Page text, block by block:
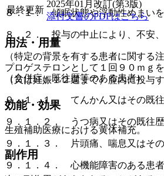
８．１． 傾眠状態や浮動性めまい
８．２． 投与の中止により、不安
（特定の背景を有する患者に関する注
（合併症・既往歴等のある患者）
９．１．１． てんかん又はその既往
９．１．２． うつ病又はその既往
９．１．３． 片頭痛、喘息又はそ
９．１．４． 心機能障害のある患
最終更新
2025年01月改訂(第3版)
添付文書のPDFはこちら
用法・用量
プロゲステロンとして１回９０ｍｇ
（又は妊娠１２週まで）腟内に投与す
効能・効果
生殖補助医療における黄体補充。
副作用